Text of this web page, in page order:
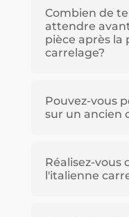
Combien de
attendre
pièce après la
carrelage?
Pouvez-vous
sur un ancien
Réalisez-vous
l'italienne